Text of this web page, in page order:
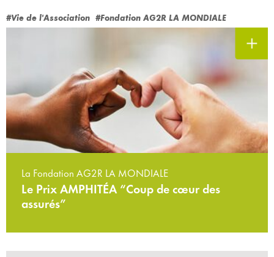
#Vie de l'Association #Fondation AG2R LA MONDIALE
La Fondation AG2R LA MONDIALE
Le Prix AMPHITÉA “Coup de cœur des
assurés”